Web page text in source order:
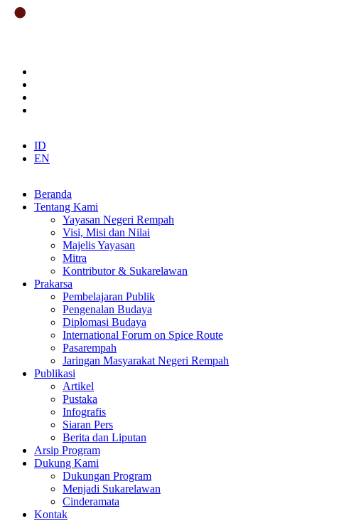
ID
EN
Beranda
Tentang Kami
Yayasan Negeri Rempah
Visi, Misi dan Nilai
Majelis Yayasan
Mitra
Kontributor & Sukarelawan
Prakarsa
Pembelajaran Publik
Pengenalan Budaya
Diplomasi Budaya
International Forum on Spice Route
Pasarempah
Jaringan Masyarakat Negeri Rempah
Publikasi
Artikel
Pustaka
Infografis
Siaran Pers
Berita dan Liputan
Arsip Program
Dukung Kami
Dukungan Program
Menjadi Sukarelawan
Cinderamata
Kontak